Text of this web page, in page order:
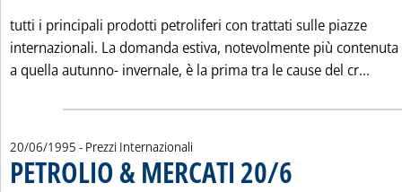
tutti i principali prodotti petroliferi con trattati sulle piazze
internazionali. La domanda estiva, notevolmente più
a quella autunno- invernale, è la prima tra le cause del cr...
20/06/1995 - Prezzi Internazionali
PETROLIO & MERCATI 20/6